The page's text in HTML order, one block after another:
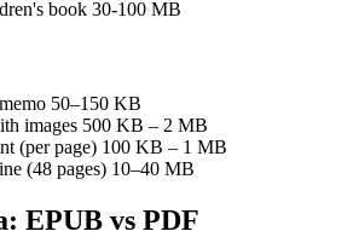
book 30-100 MB
50–150 KB
images 500 KB – 2 MB
(per page) 100 KB – 1 MB
(48 pages) 10–40 MB
EPUB vs PDF